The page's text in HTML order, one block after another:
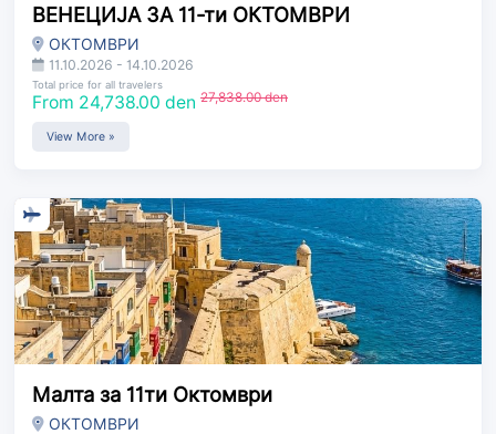
ВЕНЕЦИЈА ЗА 11-ти ОКТОМВРИ
ОКТОМВРИ
11.10.2026 - 14.10.2026
Total price for all travelers
From 24,738.00 den 27,838.00 den
View More »
Малта за 11ти Октомври
ОКТОМВРИ